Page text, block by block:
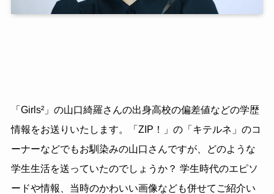
「Girls²」の山口綺羅さんの出身高校の偏差値などの学歴
情報をお送りいたします。「ZIP！」の「キテルネ」のコ
ーナーなどでもお馴染みの山口さんですが、どのような
学生生活を送っていたのでしょうか？ 学生時代のエピソ
ードや情報、当時のかわいい画像なども併せてご紹介い